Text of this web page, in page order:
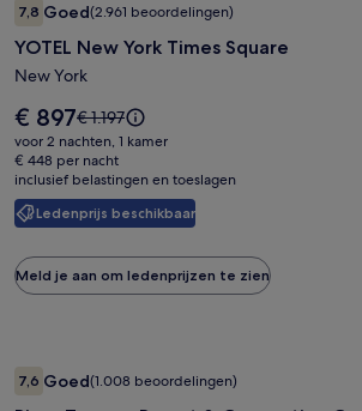
voor
YOTEL
New
York
Times
Square
7,87,8 op 10, Goed, (2.961 beoordelingen)
Goed(2.961 beoordelingen)
YOTEL New York Times Square
New York
Ledenprijs beschikbaar
De
prijs
is
€ 897
€ 897De
prijs
was
€ 1.197,
zie
meer
het
€ 1.197
voor 2 nachten, 1 kamer
€ 448 per nacht
inclusief belastingen en toeslagen
Meld je aan om ledenprijzen te zien
voor
7,67,6 op 10, Goed, (1.008 beoordelingen)
Goed(1.008 beoordelingen)